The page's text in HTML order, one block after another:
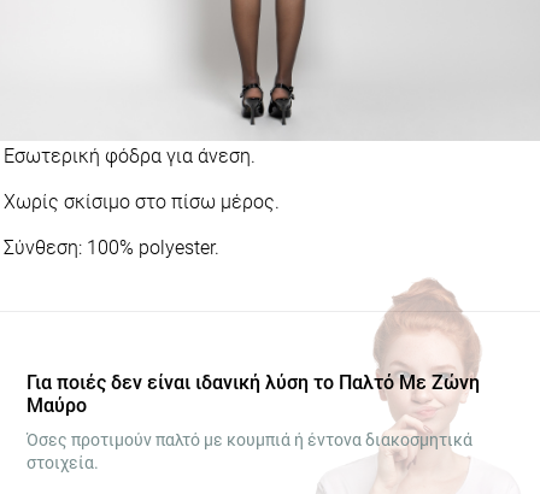
Εσωτερική φόδρα για άνεση.
Χωρίς σκίσιμο στο πίσω μέρος.
Σύνθεση: 100% polyester.
Για ποιές δεν είναι ιδανική λύση το Παλτό Με Ζώνη
Μαύρο
Όσες προτιμούν παλτό με κουμπιά ή έντονα διακοσμητικά
στοιχεία.